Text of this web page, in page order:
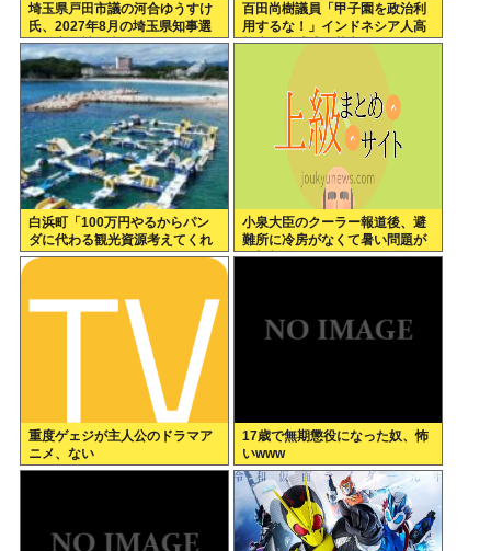
埼玉県戸田市議の河合ゆうすけ
氏、2027年8月の埼玉県知事選
への立候補を表明
百田尚樹議員「甲子園を政治利
用するな！」インドネシア人高
校生の始球式に苦言www
白浜町「100万円やるからパン
ダに代わる観光資源考えてくれ
」
小泉大臣のクーラー報道後、避
難所に冷房がなくて暑い問題が
一切報道されなくなる。問題解
重度ゲェジが主人公のドラマア
ニメ、ない
17歳で無期懲役になった奴、怖
いwww